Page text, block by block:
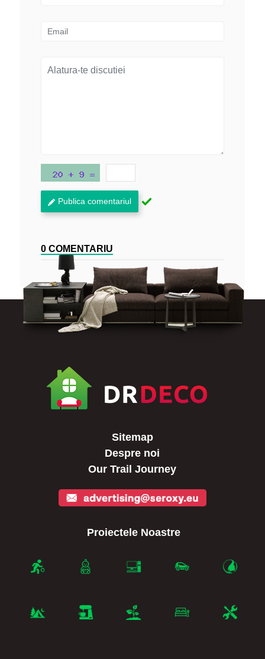
Publica comentariul
0 COMENTARIU
Sitemap
Despre noi
Our Trail Journey
Proiectele Noastre